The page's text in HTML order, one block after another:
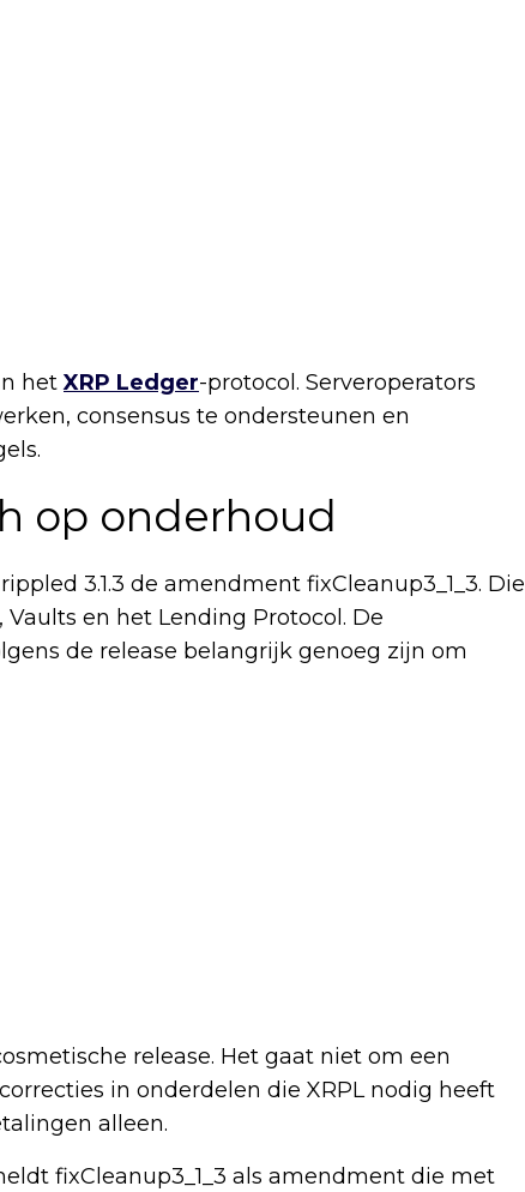
hetXRP Ledger-protocol. Serveroperators
consensus te ondersteunen en
op onderhoud
3.1.3 de amendment fixCleanup3_1_3. Die
en het Lending Protocol. De
de release belangrijk genoeg zijn om
release. Het gaat niet om een
in onderdelen die XRPL nodig heeft
alleen.
fixCleanup3_1_3 als amendment die met